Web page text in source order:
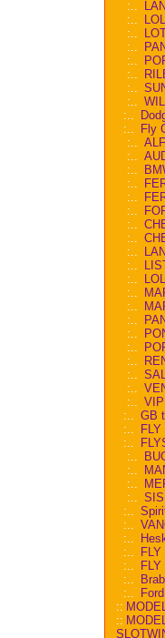
:..
:..
:..
:..
:..
:..
:..
:..
:..
:..
Fly
:..
:..
:..
:..
:..
:..
:..
:..
:..
:..
:..
:..
:..
:..
:..
:..
:..
:..
:..
:..
:.. GB
:..
:..
:..
:..
:..
:..
:..
:..
:..
:..
:..
:..
:..
::
::